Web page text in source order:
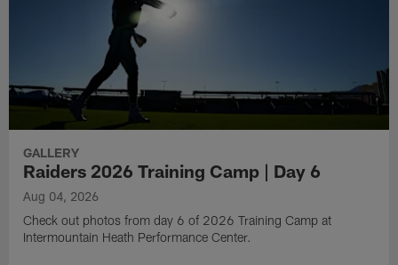
GALLERY
Raiders 2026 Training Camp | Day 6
Aug 04, 2026
Check out photos from day 6 of 2026 Training Camp at
Intermountain Heath Performance Center.